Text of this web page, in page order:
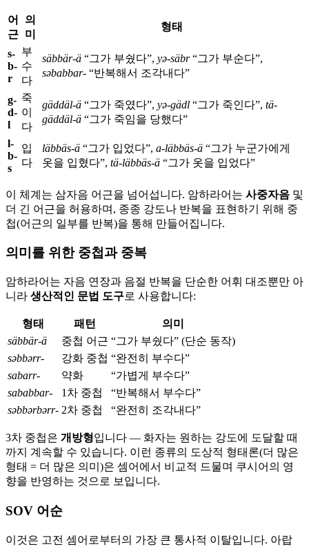
어
근
의
미
형태
s-
b-
r
부
수
다
säbbär-ä “그가 부쉈다”, yə-säbr“그가 부순다”,
səbabbar- “반복해서 조각내다”
g-
d-
l
죽
이
다
gäddäl-ä “그가 죽였다”, yə-gädl “그가 죽인다”, tä-
gäddäl-ä “그가 죽임을 당했다”
l-
b-
s
입
다
läbbäs-ä “그가 입었다”, a-läbbäs-ä “그가 누군가에게
옷을 입혔다”, tä-läbbäs-ä “그가 옷을 입었다”
이 체계는 삼자음 어근을 넘어섭니다. 암하라어는 사중자음 및
더 긴 어근을 허용하며, 종종 강도나 반복을 표현하기 위해 중
첩(어근의 일부를 반복)을 통해 만들어집니다.
의미를 위한 중첩과 중복
암하라어는 자음 연장과 음절 반복을 단순한 어휘 대조뿐만 아
니라 생산적인 문법 도구로 사용합니다:
형태 패턴
의미
säbbär-ä
중첩 어근 “그가 부쉈다” (단순 동작)
səbbərr-
강화 중첩 “완전히 부수다”
sabarr-
약화
“가볍게 부수다”
sababbar-
1차 중첩
“반복해서 부수다”
səbbərbərr- 2차 중첩 “완전히 조각내다”
3차 중첩은 개방형입니다 — 화자는 원하는 강도에 도달할 때
까지 계속할 수 있습니다. 이런 종류의 도상적 형태론(더 많은
형태 = 더 많은 의미)은 셈어에서 비교적 드물며 쿠시어의 영
향을 반영하는 것으로 보입니다.
SOV 어순
이것은 고전 셈어로부터의 가장 큰 통사적 이탈입니다. 아랍